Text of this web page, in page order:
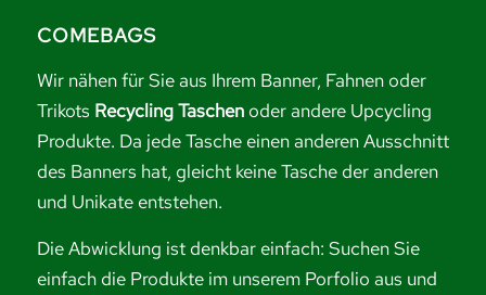
COMEBAGS
Wir nähen für Sie aus Ihrem Banner, Fahnen oder
Trikots Recycling Taschenoder andere Upcycling
Produkte. Da jede Tasche einen anderen Ausschnitt
des Banners hat, gleicht keine Tasche der anderen
und Unikate entstehen.
Die Abwicklung ist denkbar einfach: Suchen Sie
einfach die Produkte im unserem Porfolio aus und